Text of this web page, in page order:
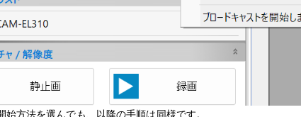
始方法を選んでも、以降の手順は同様です。